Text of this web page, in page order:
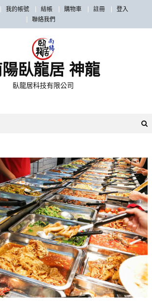
我的帳號 結帳 購物車 註冊
登入
聯絡我們
臥龍居 神龍
臥龍居科技有限公司